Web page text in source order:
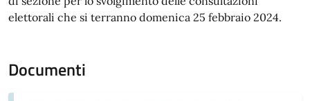
elettorali che si terranno domenica 25 febbraio 2024.
Documenti